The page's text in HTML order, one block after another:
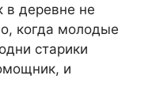
в деревне не
когда молодые
старики
и